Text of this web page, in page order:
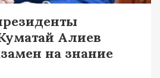
Алиев
на знание